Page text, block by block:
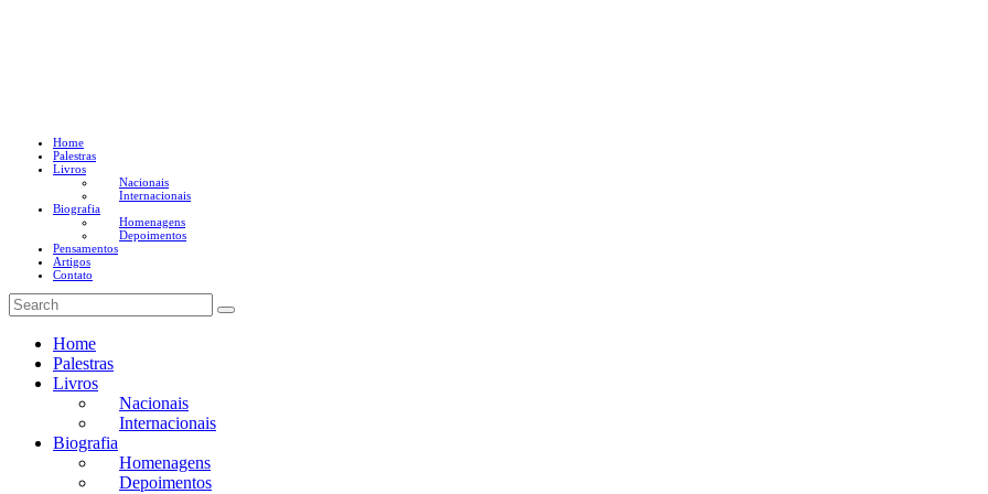
Home
Palestras
Livros
Nacionais
Internacionais
Biografia
Homenagens
Depoimentos
Pensamentos
Artigos
Contato
Home
Palestras
Livros
Nacionais
Internacionais
Biografia
Homenagens
Depoimentos